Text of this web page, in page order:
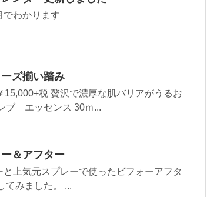
でわかります
ズ揃い踏み
税 贅沢で濃厚な肌バリアがうるお
ブ エッセンス 30ｍ...
＆アフター
上気元スプレーで使ったビフォーアフタ
てみました。 ...